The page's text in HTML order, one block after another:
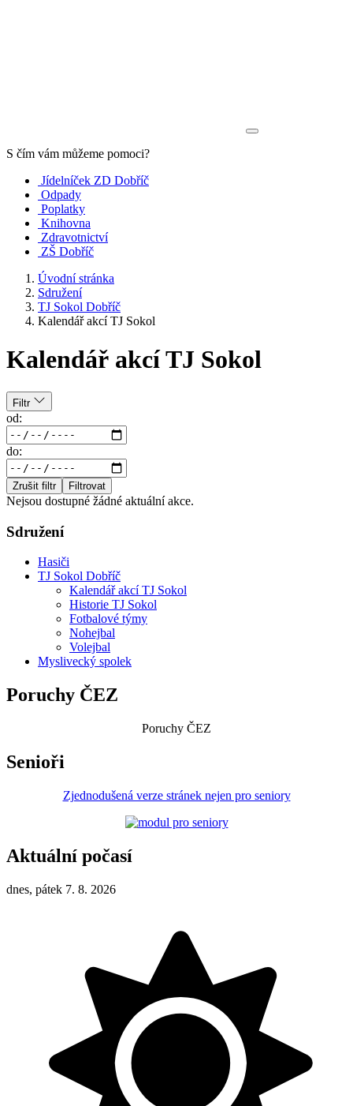
S čím vám můžeme pomoci?
Jídelníček ZD Dobříč
Odpady
Poplatky
Knihovna
Zdravotnictví
ZŠ Dobříč
Úvodní stránka
Sdružení
TJ Sokol Dobříč
Kalendář akcí TJ Sokol
Kalendář akcí TJ Sokol
Filtr
od:
do:
Zrušit filtr Filtrovat
Nejsou dostupné žádné aktuální akce.
Sdružení
Hasiči
TJ Sokol Dobříč
Kalendář akcí TJ Sokol
Historie TJ Sokol
Fotbalové týmy
Nohejbal
Volejbal
Myslivecký spolek
Poruchy ČEZ
Poruchy ČEZ
Senioři
Zjednodušená verze stránek nejen pro seniory
Aktuální počasí
dnes, pátek 7. 8. 2026